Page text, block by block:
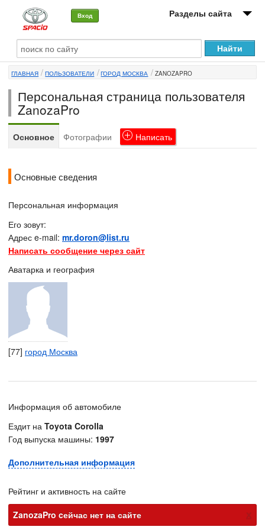
Вход Разделы сайта
О машине
Автоклуб
Форумы
Сервисы и услуги
ГЛАВНАЯ ПОЛЬЗОВАТЕЛИ ГОРОД МОСКВА ZANOZAPRO
Персональная страница пользователя
ZanozaPro
Основное Фотографии Написать
Основные сведения
Персональная информация
Его зовут:
Адрес e-mail: mr.doron@list.ru
Написать сообщение через сайт
Аватарка и география
[77] город Москва
Информация об автомобиле
Ездит на Toyota Corolla
Год выпуска машины: 1997
Дополнительная информация
Рейтинг и активность на сайте
ZanozaPro cейчас нет на сайте
х